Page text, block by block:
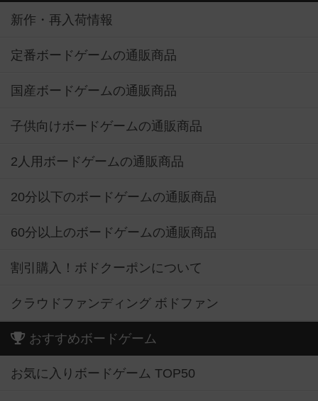
新作・再入荷情報
定番ボードゲームの通販商品
国産ボードゲームの通販商品
子供向けボードゲームの通販商品
2人用ボードゲームの通販商品
20分以下のボードゲームの通販商品
60分以上のボードゲームの通販商品
割引購入！ボドクーポンについて
クラウドファンディング ボドファン
おすすめボードゲーム
お気に入りボードゲーム TOP50